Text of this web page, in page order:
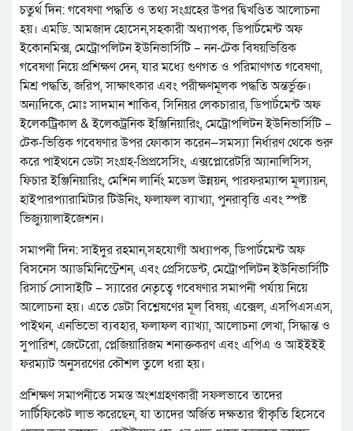
চতুর্থ দিন: গবেষণা পদ্ধতি ও তথ্য সংগ্রহের উপর দ্বিখণ্ডিত আলোচনা
হয়। এমডি. আমজাদ হোসেন,সহকারী অধ্যাপক, ডিপার্টমেন্ট অফ
ইকোনমিক্স, মেট্রোপলিটন ইউনিভার্সিটি – নন-টেক বিষয়ভিত্তিক
গবেষণা নিয়ে প্রশিক্ষণ দেন, যার মধ্যে গুণগত ও পরিমাণগত গবেষণা,
মিশ্র পদ্ধতি, জরিপ, সাক্ষাৎকার এবং পরীক্ষণমূলক পদ্ধতি অন্তর্ভুক্ত।
অন্যদিকে, মোঃ সাদমান শাকিব, সিনিয়র লেকচারার, ডিপার্টমেন্ট অফ
ইলেকট্রিকাল & ইলেকট্রনিক ইঞ্জিনিয়ারিং, মেট্রোপলিটন ইউনিভার্সিটি –
টেক-ভিত্তিক গবেষণার উপর ফোকাস করেন—সমস্যা নির্ধারণ থেকে শুরু
করে পাইথনে ডেটা সংগ্রহ-প্রিপ্রসেসিং, এক্সপ্লোরেটরি অ্যানালিসিস,
ফিচার ইঞ্জিনিয়ারিং, মেশিন লার্নিং মডেল উন্নয়ন, পারফরম্যান্স মূল্যায়ন,
হাইপারপ্যারামিটার টিউনিং, ফলাফল ব্যাখ্যা, পুনরাবৃত্তি এবং স্পষ্ট
ভিজ্যুয়ালাইজেশন।
সমাপনী দিন: সাইদুর রহমান,সহযোগী অধ্যাপক, ডিপার্টমেন্ট অফ
বিসনেস অ্যাডমিনিস্ট্রেশন, এবং প্রেসিডেন্ট, মেট্রোপলিটন ইউনিভার্সিটি
রিসার্চ সোসাইটি – স্যারের নেতৃত্বে গবেষণার সমাপনী পর্যায় নিয়ে
আলোচনা হয়। এতে ডেটা বিশ্লেষণের মূল বিষয়, এক্সেল, এসপিএসএস,
পাইথন, এনভিভো ব্যবহার, ফলাফল ব্যাখ্যা, আলোচনা লেখা, সিদ্ধান্ত ও
সুপারিশ, জেটেরো, প্লেজিয়ারিজম শনাক্তকরণ এবং এপিএ ও আইইইই
ফরম্যাট অনুসরণের কৌশল তুলে ধরা হয়।
প্রশিক্ষণ সমাপনীতে সমস্ত অংশগ্রহণকারী সফলভাবে তাদের
সার্টিফিকেট লাভ করেছেন, যা তাদের অর্জিত দক্ষতার স্বীকৃতি হিসেবে